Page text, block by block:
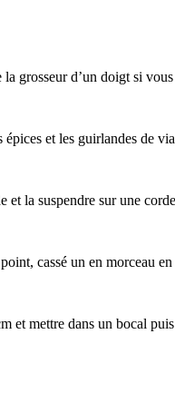
grosseur d’un doigt si
épices et les guirlandes de
et la suspendre sur une
cassé un en morceau
et mettre dans un bocal